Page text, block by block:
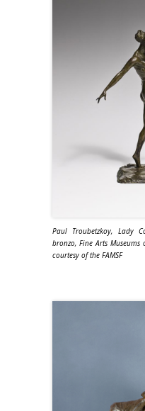
Paul Troubetzkoy, Lady
bronzo, Fine Arts Museums
courtesy of the FAMSF